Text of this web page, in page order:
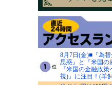
8月7日(金)■『為
思惑』と『米国の
『米国の金融政
視)』に注目！(羊